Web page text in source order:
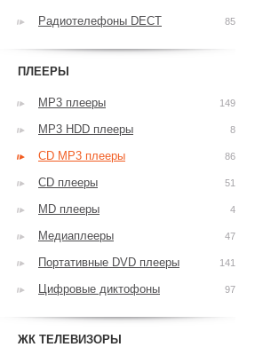
Радиотелефоны DECT 85
ПЛЕЕРЫ
MP3 плееры 149
MP3 HDD плееры 8
CD MP3 плееры 86
CD плееры 51
MD плееры 4
Медиаплееры 47
Портативные DVD плееры 141
Цифровые диктофоны 97
ЖК ТЕЛЕВИЗОРЫ